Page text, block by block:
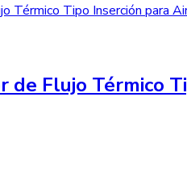
de Flujo Térmico